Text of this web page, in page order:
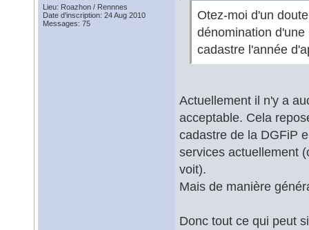
Lieu: Roazhon / Rennnes
Date d'inscription: 24 Aug 2010
Messages: 75
Otez-moi d'un
dénomination
cadastre l'année
Actuellement il n'y a
acceptable. Cela
cadastre de la DGFiP
services actuellement
voit).
Mais de manière
Donc tout ce qui peut